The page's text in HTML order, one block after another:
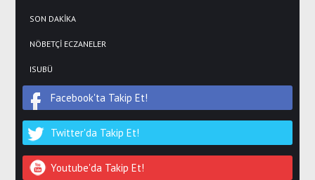
SON DAKİKA
NÖBETÇİ ECZANELER
ISUBÜ
Facebook'ta Takip Et!
Twitter'da Takip Et!
Youtube'da Takip Et!